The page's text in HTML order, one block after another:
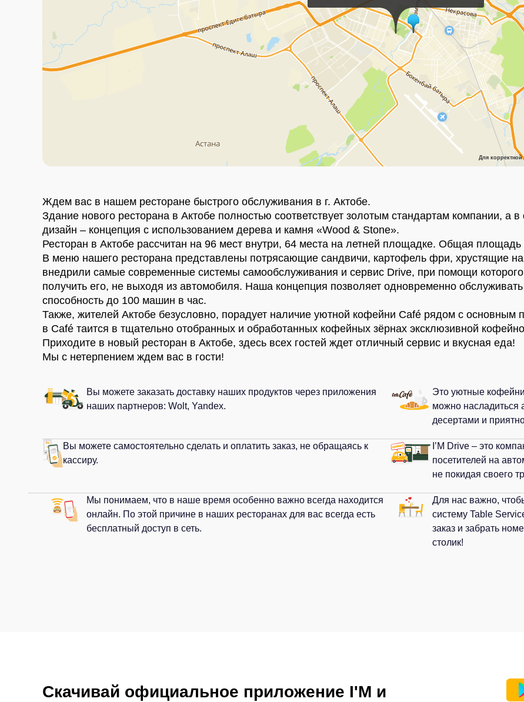
Для
Ждем вас в нашем ресторане быстрого обслуживания в г. Актобе.
Здание нового ресторана в Актобе полностью соответствует золотым стандартам
использован дизайн – концепция с использованием дерева и камня «Wood & Stone».
Ресторан в Актобе рассчитан на 96 мест внутри, 64 места на летней площадке.
метров.
В меню нашего ресторана представлены потрясающие сандвичи, картофель фри,
блюда. Мы внедрили самые современные системы самообслуживания и сервис
совершить заказ, оплатить и получить его, не выходя из автомобиля. Наша
несколько заказов, увеличивая пропускную способность до 100 машин в час.
Также, жителей Актобе безусловно, порадует наличие уютной кофейни Café рядом с
великолепного вкуса кофе в Café таится в тщательно отобранных и обработанных
смеси из 100% арабики.
Мы с нетерпением ждем вас в гости!
Это уютные
премиальными
I’M Drive – это
поесть, не
Мы понимаем, что в наше время особенно важно всегда
Для нас важно,
запустили